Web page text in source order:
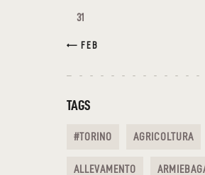
31
« FEB
TAGS
#TORINO AGRICOLTURA
ALLEVAMENTO